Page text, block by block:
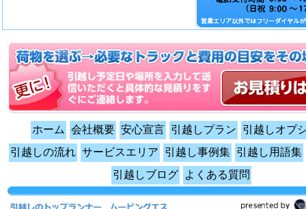
ホーム 会社概要 安心宣言 引越しプラン
引越しオプ
引越しの流れ サービスエリア 引越し事例集 引越し用語集
引越しブログ
よくある質問